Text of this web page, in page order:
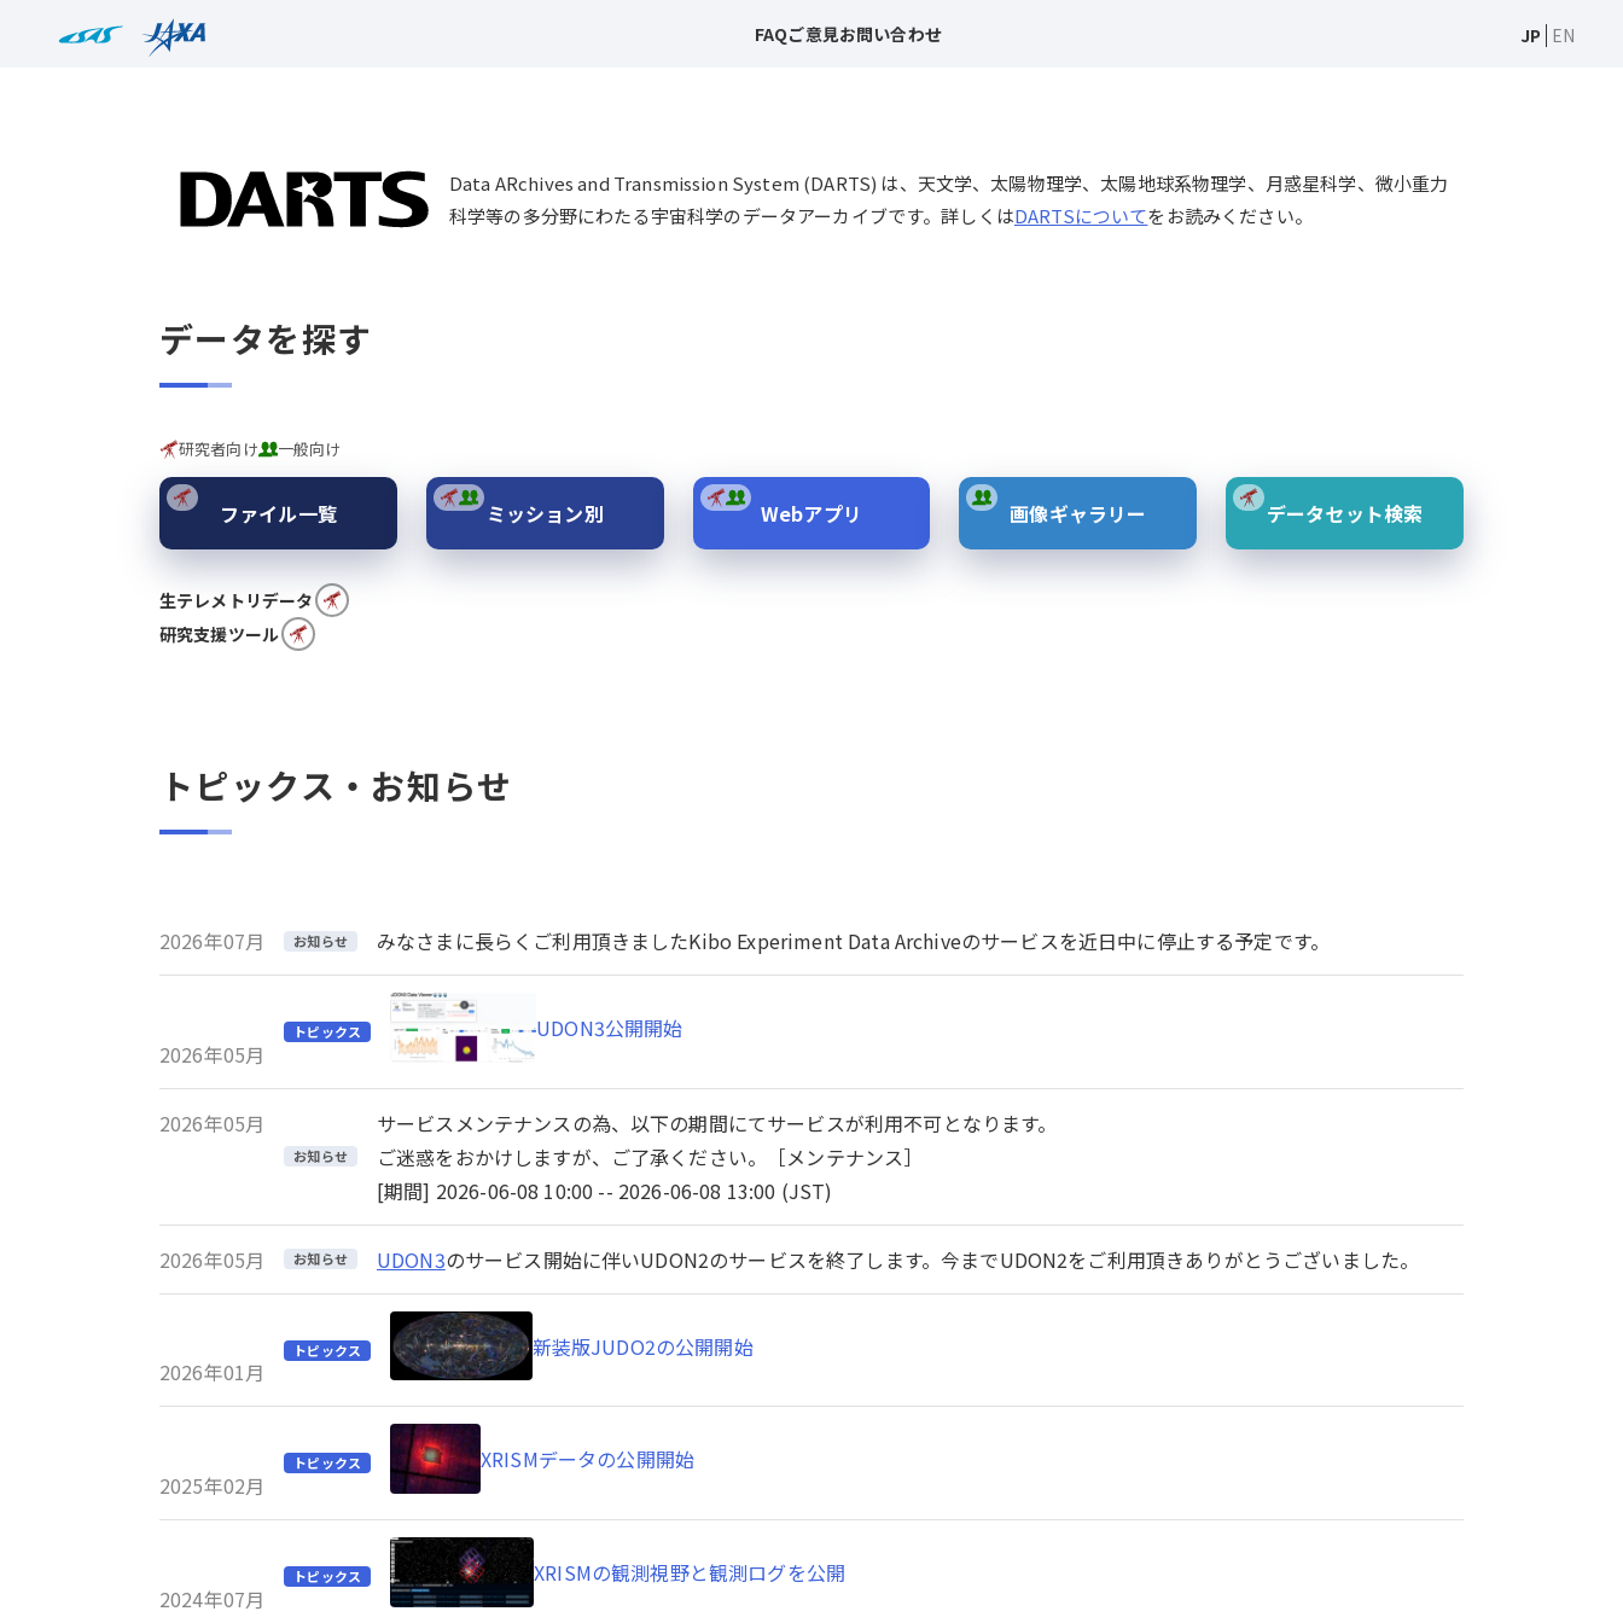
FAQご意見お問い合わせ JP EN
Data ARchives and Transmission System (DARTS) は、天文学、太陽物理学、太陽地球系物理学、月惑星科学、微小重力
科学等の多分野にわたる宇宙科学のデータアーカイブです。詳しくはDARTSについてをお読みください。
データを探す
研究者向け 一般向け
ファイル一覧 ミッション別 Webアプリ 画像ギャラリー データセット検索
生テレメトリデータ
研究支援ツール
トピックス・お知らせ
2026年07月 お知らせ みなさまに長らくご利用頂きましたKibo Experiment Data Archiveのサービスを近日中に停止する予定です。
2026年05月
トピックス UDON3公開開始
2026年05月
お知らせ
サービスメンテナンスの為、以下の期間にてサービスが利用不可となります。
ご迷惑をおかけしますが、ご了承ください。［メンテナンス］
[期間] 2026-06-08 10:00 -- 2026-06-08 13:00 (JST)
2026年05月 お知らせ UDON3のサービス開始に伴いUDON2のサービスを終了します。今までUDON2をご利用頂きありがとうございました。
2026年01月
トピックス 新装版JUDO2の公開開始
2025年02月
トピックス XRISMデータの公開開始
2024年07月
トピックス XRISMの観測視野と観測ログを公開